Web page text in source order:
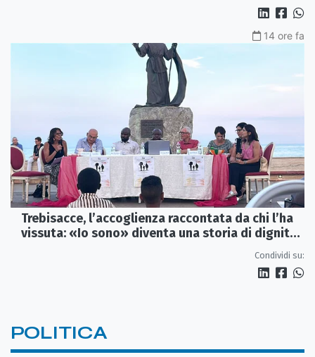
14 ore fa
Trebisacce, l’accoglienza raccontata da chi l’ha
vissuta: «Io sono» diventa una storia di dignità
Condividi su:
POLITICA